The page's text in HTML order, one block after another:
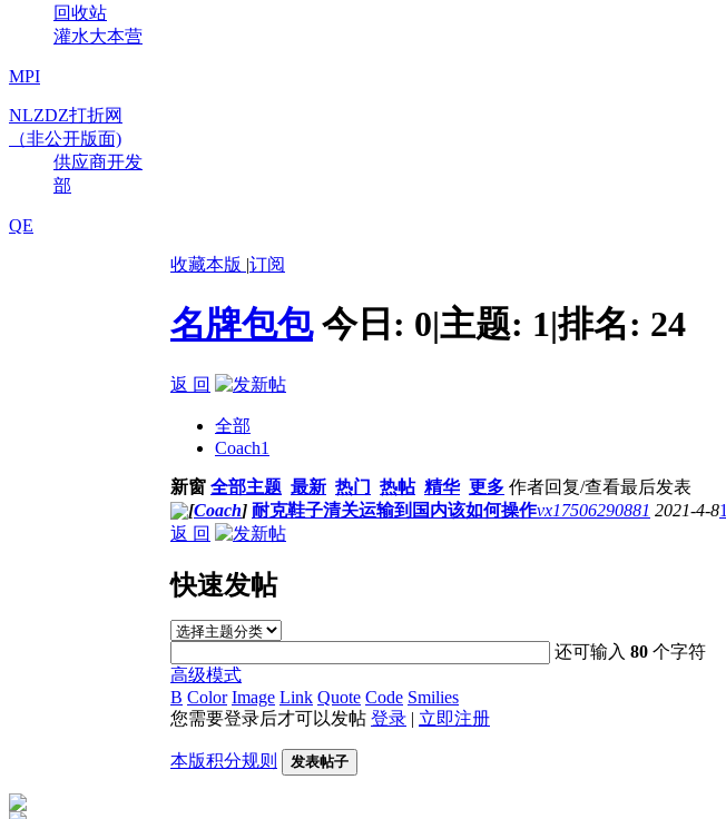
回收站
灌水大本营
MPI
NLZDZ打折网
（非公开版面)
供应商开发
部
QE
收藏本版 |订阅
名牌包包 今日: 0|主题: 1|排名: 24
返 回
全部
Coach1
新窗 全部主题 最新 热门 热帖 精华 更多 作者回复/查看最后发表
[Coach] 耐克鞋子清关运输到国内该如何操作vx17506290881 2021-4-81
返 回
快速发帖
还可输入80 个字符
高级模式
B Color Image Link Quote Code Smilies
您需要登录后才可以发帖 登录 | 立即注册
本版积分规则 发表帖子